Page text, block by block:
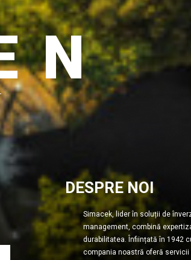
DESPRE NOI
Simacek, lider în soluții de
management, combină
durabilitatea. Înființată în 1942
compania noastră oferă servicii